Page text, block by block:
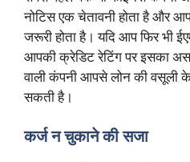
नोटिस एक चेतावनी होता है और
जरूरी होता है। यदि आप फिर भी
आपकी क्रेडिट रेटिंग पर इसका
वाली कंपनी आपसे लोन की वसूली
सकती है।
कर्ज न चुकाने की सजा